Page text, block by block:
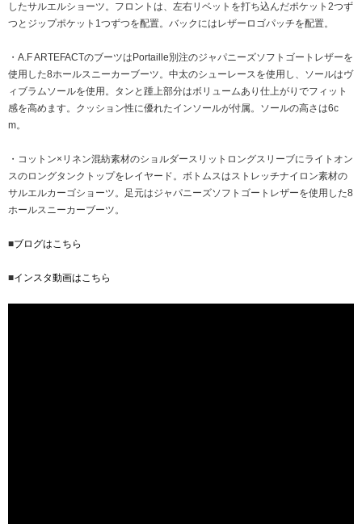
したサルエルショーツ。フロントは、左右リベットを打ち込んだポケット2つず
つとジップポケット1つずつを配置。バックにはレザーロゴパッチを配置。
・A.F ARTEFACTのブーツはPortaille別注のジャパニーズソフトゴートレザーを
使用した8ホールスニーカーブーツ。中太のシューレースを使用し、ソールはヴ
ィブラムソールを使用。タンと踵上部分はボリュームあり仕上がりでフィット
感を高めます。クッション性に優れたインソールが付属。ソールの高さは6c
m。
・コットン×リネン混紡素材のショルダースリットロングスリーブにライトオン
スのロングタンクトップをレイヤード。ボトムスはストレッチナイロン素材の
サルエルカーゴショーツ。足元はジャパニーズソフトゴートレザーを使用した8
ホールスニーカーブーツ。
■ブログはこちら
■インスタ動画はこちら